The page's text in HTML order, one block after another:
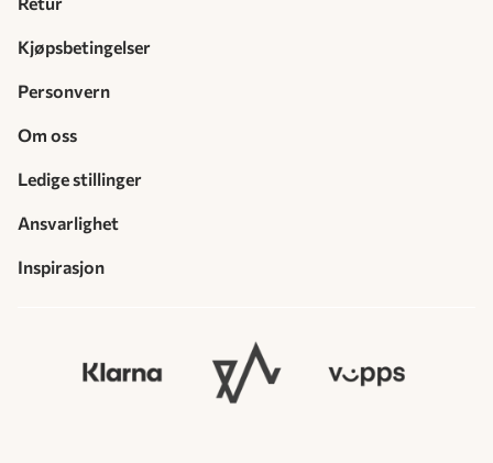
Kjøpsbetingelser
Personvern
Om oss
Ledige stillinger
Ansvarlighet
Inspirasjon